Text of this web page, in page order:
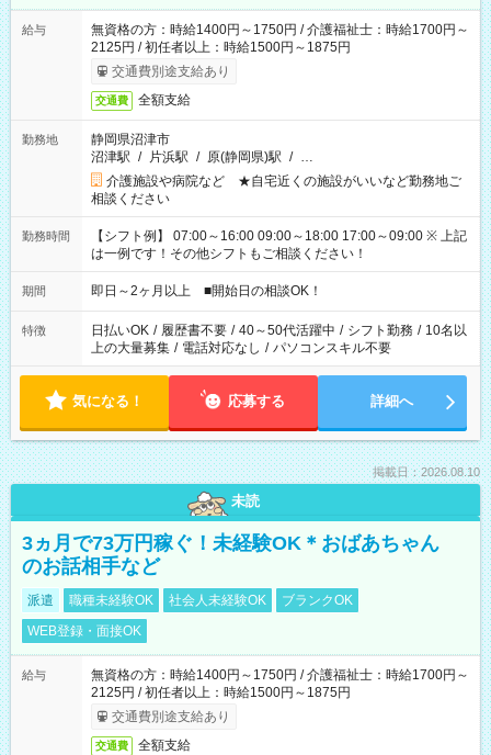
給与
無資格の方：時給1400円～1750円 / 介護福祉士：時給1700円～
2125円 / 初任者以上：時給1500円～1875円
交通費別途支給あり
交通費 全額支給
勤務地
静岡県沼津市
沼津駅 / 片浜駅 / 原(静岡県)駅 / …
介護施設や病院など ★自宅近くの施設がいいなど勤務地ご
相談ください
勤務時間
【シフト例】 07:00～16:00 09:00～18:00 17:00～09:00 ※ 上記
は一例です！その他シフトもご相談ください！
期間 即日～2ヶ月以上 ■開始日の相談OK！
特徴 日払いOK / 履歴書不要 / 40～50代活躍中 / シフト勤務 / 10名以
上の大量募集 / 電話対応なし / パソコンスキル不要
気になる！ 応募する 詳細へ
掲載日：2026.08.10
未読
3ヵ月で73万円稼ぐ！未経験OK＊おばあちゃん
のお話相手など
派遣 職種未経験OK 社会人未経験OK
ブランクOK
WEB登録・面接OK
給与
無資格の方：時給1400円～1750円 / 介護福祉士：時給1700円～
2125円 / 初任者以上：時給1500円～1875円
交通費別途支給あり
交通費 全額支給